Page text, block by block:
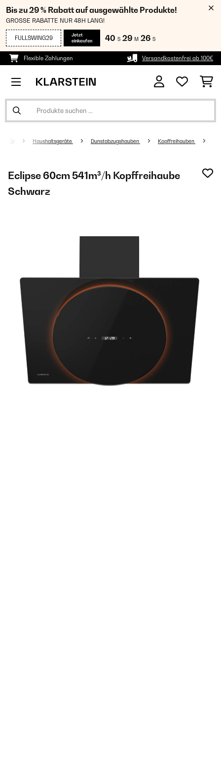
Bis zu 29 % Rabatt auf ausgewählte Produkte!
GROSSE RABATTE NUR 48H LANG!
FULLSWING29
Jetzt
einkaufen
40 S 29 M 25 S
Flexible Zahlungen Versandkostenfrei ab 100€
Haushaltsgeräte Dunstabzugshauben Kopffreihauben
Eclipse 60cm 541m³/h Kopffreihaube
Schwarz